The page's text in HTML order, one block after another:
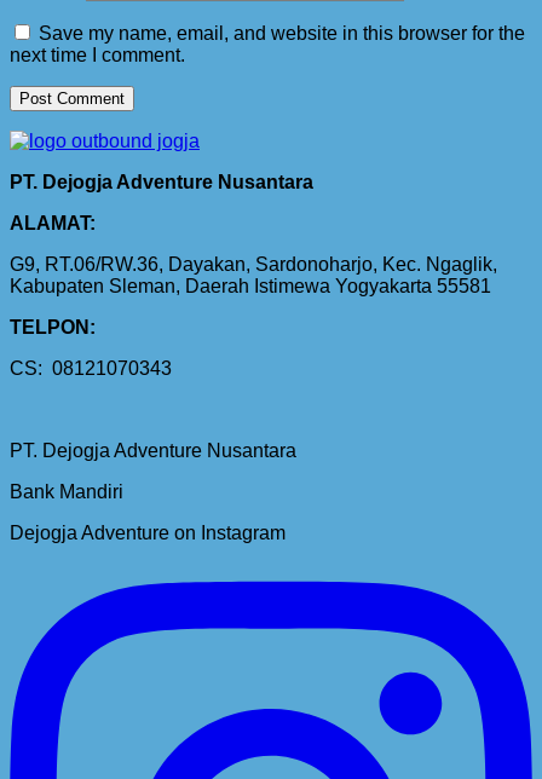
Save my name, email, and website in this browser for the
next time I comment.
PT. Dejogja Adventure Nusantara
ALAMAT:
G9, RT.06/RW.36, Dayakan, Sardonoharjo, Kec. Ngaglik,
Kabupaten Sleman, Daerah Istimewa Yogyakarta 55581
TELPON:
CS: 08121070343
PT. Dejogja Adventure Nusantara
Bank Mandiri
Dejogja Adventure on Instagram